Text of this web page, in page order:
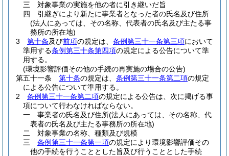
三
対象事業の実施を他の者に引き継いだ旨
四
引継ぎにより新たに事業者となった者の氏名及び住所
(法人にあっては、その名称、代表者の氏名及び主たる事
務所の所在地)
3
第十条及び前項の規定は、 条例第三十一条第三項において
準用する条例第三十条第四項の規定による公告について準
用する。
(環境影響評価その他の手続の再実施の場合の公告)
第五十一条
第十条の規定は、 条例第三十一条第二項の規定
による公告について準用する。
2
条例第三十一条第二項の規定による公告は、次に掲げる事
項について行わなければならない。
一
事業者の氏名及び住所(法人にあっては、その名称、代
表者の氏名及び主たる事務所の所在地)
二
対象事業の名称、種類及び規模
三
条例第三十一条第一項の規定により環境影響評価その
他の手続を行うこととした旨及び行うこととした手続